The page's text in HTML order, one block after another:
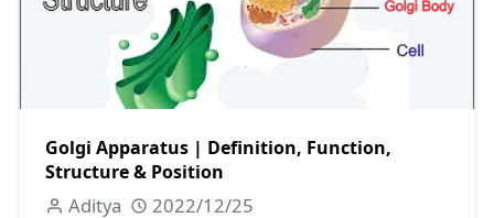
Golgi Apparatus | Definition, Function,
Structure & Position
Aditya 2022/12/25